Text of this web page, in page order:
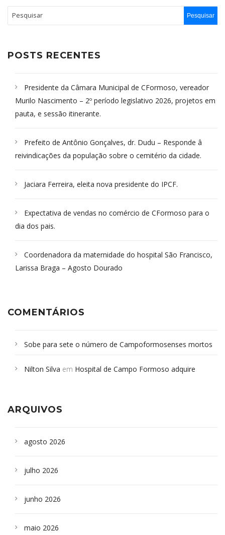
POSTS RECENTES
Presidente da Câmara Municipal de CFormoso, vereador
Murilo Nascimento – 2º período legislativo 2026, projetos em
pauta, e sessão itinerante.
Prefeito de Antônio Gonçalves, dr. Dudu – Responde â
reivindicações da população sobre o cemitério da cidade.
Jaciara Ferreira, eleita nova presidente do IPCF.
Expectativa de vendas no comércio de CFormoso para o
dia dos pais.
Coordenadora da maternidade do hospital São Francisco,
Larissa Braga – Agosto Dourado
COMENTÁRIOS
Sobe para sete o número de Campoformosenses mortos
Campoformosenses que morreram em desabamentos são
Nilton Silva em Hospital de Campo Formoso adquire
ARQUIVOS
agosto 2026
julho 2026
junho 2026
maio 2026